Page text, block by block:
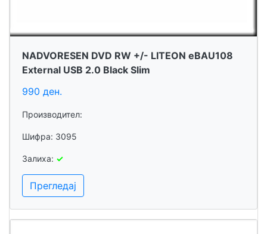
NADVORESEN DVD RW +/- LITEON eBAU108
External USB 2.0 Black Slim
990 ден.
Производител:
Шифра: 3095
Залиха: ✓
Прегледај